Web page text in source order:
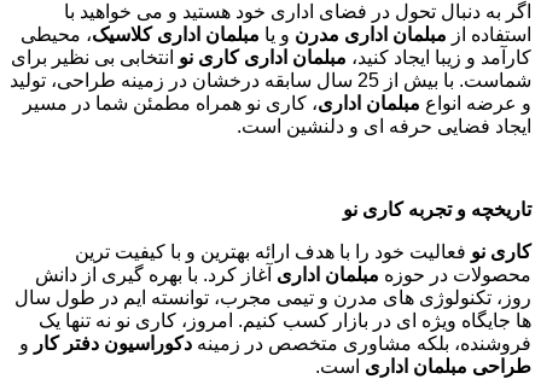
اگر به دنبال تحول در فضای اداری خود هستید و می خواهید با
استفاده از مبلمان اداری مدرن و یا مبلمان اداری کلاسیک، محیطی
کارآمد و زیبا ایجاد کنید، مبلمان اداری کاری نو انتخابی بی نظیر برای
شماست. با بیش از 25 سال سابقه درخشان در زمینه طراحی، تولید
و عرضه انواع مبلمان اداری، کاری نو همراه مطمئن شما در مسیر
ایجاد فضایی حرفه ای و دلنشین است.
تاریخچه و تجربه کاری نو
کاری نو فعالیت خود را با هدف ارائه بهترین و با کیفیت ترین
محصولات در حوزه مبلمان اداری آغاز کرد. با بهره گیری از دانش
روز، تکنولوژی های مدرن و تیمی مجرب، توانسته ایم در طول سال
ها جایگاه ویژه ای در بازار کسب کنیم. امروز، کاری نو نه تنها یک
فروشنده، بلکه مشاوری متخصص در زمینه دکوراسیون دفتر کار و
طراحی مبلمان اداری است.